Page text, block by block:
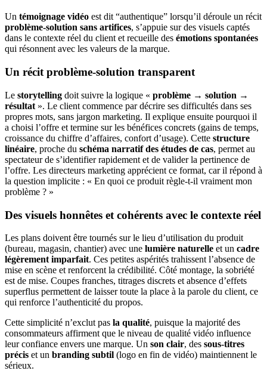
Un témoignage vidéo est dit “authentique” lorsqu’il déroule un récit
problème-solution sans artifices, s’appuie sur des visuels captés
dans le contexte réel du client et recueille des émotions spontanées
qui résonnent avec les valeurs de la marque.
Un récit problème-solution transparent
Le storytelling doit suivre la logique « problème → solution →
résultat ». Le client commence par décrire ses difficultés dans ses
propres mots, sans jargon marketing. Il explique ensuite pourquoi il
a choisi l’offre et termine sur les bénéfices concrets (gains de temps,
croissance du chiffre d’affaires, confort d’usage). Cette structure
linéaire, proche du schéma narratif des études de cas, permet au
spectateur de s’identifier rapidement et de valider la pertinence de
l’offre. Les directeurs marketing apprécient ce format, car il répond à
la question implicite : « En quoi ce produit règle-t-il vraiment mon
problème ? »
Des visuels honnêtes et cohérents avec le contexte réel
Les plans doivent être tournés sur le lieu d’utilisation du produit
(bureau, magasin, chantier) avec une lumière naturelle et un cadre
légèrement imparfait. Ces petites aspérités trahissent l’absence de
mise en scène et renforcent la crédibilité. Côté montage, la sobriété
est de mise. Coupes franches, titrages discrets et absence d’effets
superflus permettent de laisser toute la place à la parole du client, ce
qui renforce l’authenticité du propos.
Cette simplicité n’exclut pas la qualité, puisque la majorité des
consommateurs affirment que le niveau de qualité vidéo influence
leur confiance envers une marque. Un son clair, des sous-titres
précis et un branding subtil (logo en fin de vidéo) maintiennent le
sérieux.